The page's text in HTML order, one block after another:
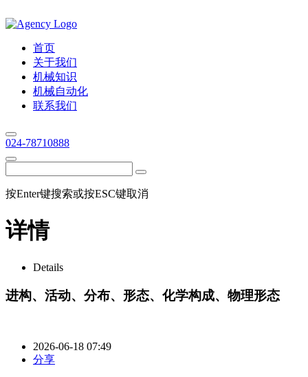
首页
关于我们
机械知识
机械自动化
联系我们
024-78710888
按Enter键搜索或按ESC键取消
详情
Details
进构、活动、分布、形态、化学构成、物理形态
2026-06-18 07:49
分享